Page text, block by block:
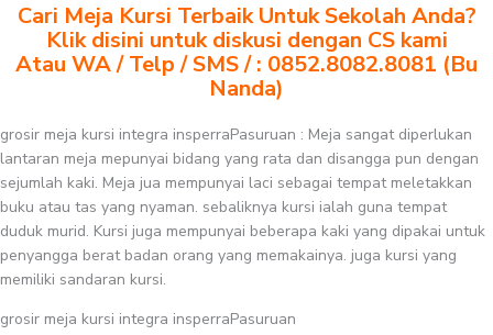
Cari Meja Kursi Terbaik Untuk Sekolah Anda?
Klik disini untuk diskusi dengan CS kami
Atau WA / Telp / SMS / : 0852.8082.8081 (Bu
Nanda)
grosir meja kursi integra insperraPasuruan : Meja sangat diperlukan
lantaran meja mepunyai bidang yang rata dan disangga pun dengan
sejumlah kaki. Meja jua mempunyai laci sebagai tempat meletakkan
buku atau tas yang nyaman. sebaliknya kursi ialah guna tempat
duduk murid. Kursi juga mempunyai beberapa kaki yang dipakai untuk
penyangga berat badan orang yang memakainya. juga kursi yang
memiliki sandaran kursi.
grosir meja kursi integra insperraPasuruan